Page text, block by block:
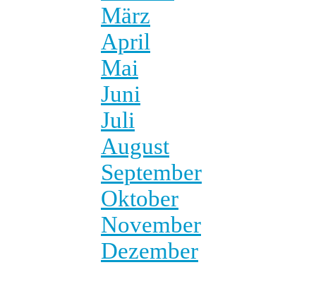
März
April
Mai
Juni
Juli
August
September
Oktober
November
Dezember